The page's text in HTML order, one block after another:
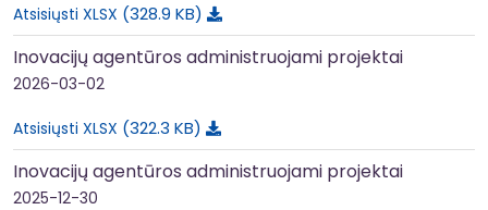
Atsisiųsti XLSX 328.9 KB
Inovacijų agentūros administruojami projektai
2026-03-02
Atsisiųsti XLSX 322.3 KB
Inovacijų agentūros administruojami projektai
2025-12-30